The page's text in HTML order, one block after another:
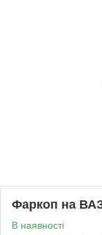
Фаркоп на
В наявності